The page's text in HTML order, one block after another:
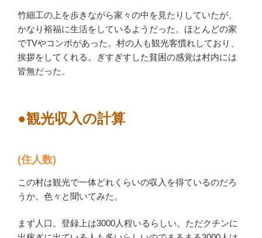
竹細工の上を歩きながら家々の中を見たりしていたが、
かなり裕福に生活をしているようだった。ほとんどの家
でTVやコンポがあった。村の人も観光客慣れしており、
挨拶をしてくれる。ぎすぎすした貧困の感覚は村内には
皆無だった。
●観光収入の計算
(住人数)
この村は観光で一体どれくらいの収入を得ているのだろ
うか。色々と聞いてみた。
まず人口。登録上は3000人程いるらしい。ただクチンに